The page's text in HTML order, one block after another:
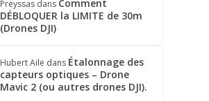
Preyssasdans Comment
DÉBLOQUER la LIMITE de 30m
(Drones DJI)
Hubert Aile dans Étalonnage des
capteurs optiques – Drone
Mavic 2 (ou autres drones DJI).